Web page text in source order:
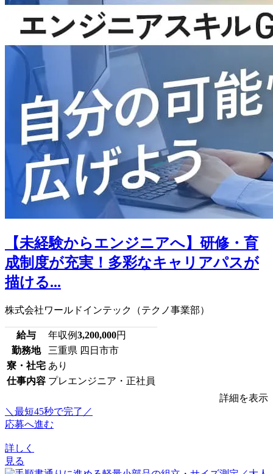
【未経験からエンジニアへ】研修・育
成制度が充実！多彩なキャリアパスが
描ける...
株式会社ワールドインテック（テクノ事業部）
給与 年収例3,200,000円
勤務地
三重県 四日市市
寮・社宅 あり
仕事内容 プレエンジニア・正社員
詳細を表示
＼最短45秒で完了／
応募へ進む
詳しく
見る